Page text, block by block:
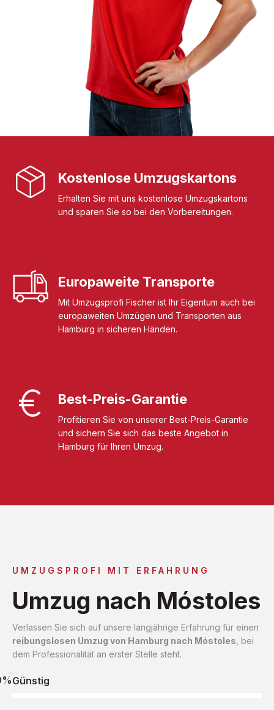
Kostenlose Umzugskartons
Erhalten Sie mit uns kostenlose Umzugskartons
und sparen Sie so bei den Vorbereitungen.
Europaweite Transporte
Mit Umzugsprofi Fischer ist Ihr Eigentum auch bei
europaweiten Umzügen und Transporten aus
Hamburg in sicheren Händen.
Best-Preis-Garantie
Profitieren Sie von unserer Best-Preis-Garantie
und sichern Sie sich das beste Angebot in
Hamburg für Ihren Umzug.
UMZUGSPROFI MIT ERFAHRUNG
Umzug nach Móstoles
Verlassen Sie sich auf unsere langjährige Erfahrung für einen
reibungslosen Umzug von Hamburg nach Móstoles , bei
dem Professionalität an erster Stelle steht.
Günstig